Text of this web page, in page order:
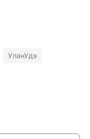
УланУдэ